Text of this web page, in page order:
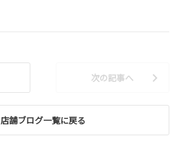
店舗ブログ一覧に戻る
次の記事へ